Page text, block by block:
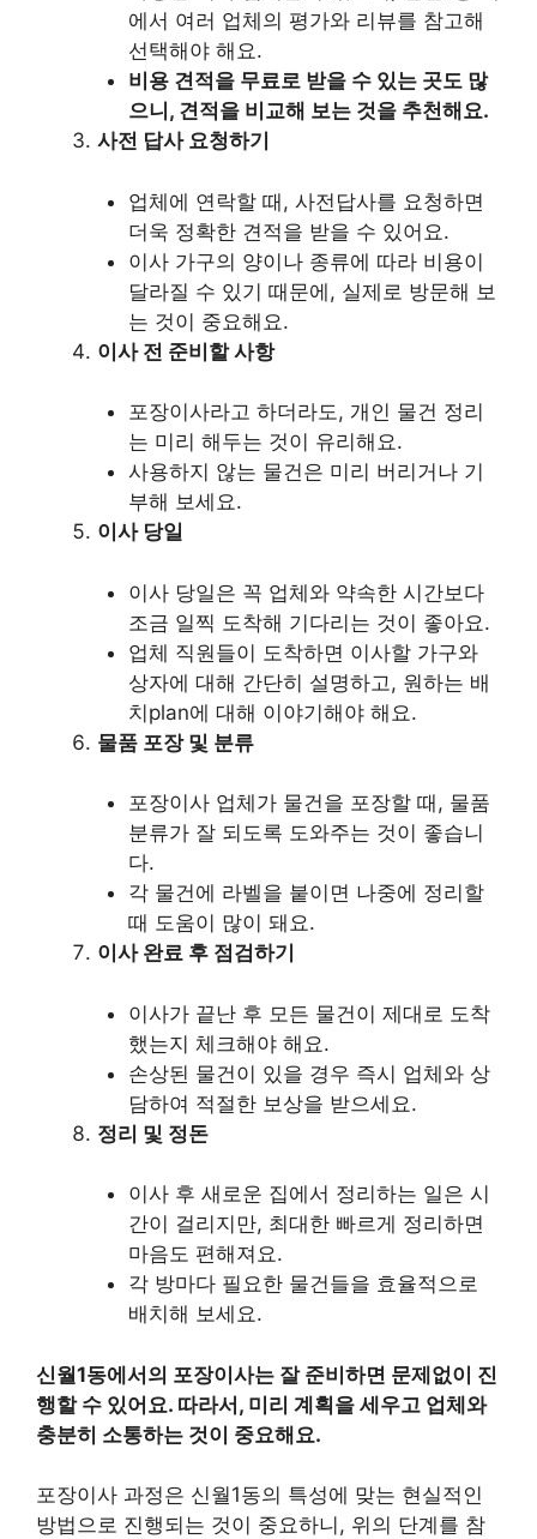
에서 여러 업체의 평가와 리뷰를 참고해
선택해야 해요.
비용 견적을 무료로 받을 수 있는 곳도 많
으니, 견적을 비교해 보는 것을 추천해요.
사전 답사 요청하기
업체에 연락할 때, 사전답사를 요청하면
더욱 정확한 견적을 받을 수 있어요.
이사 가구의 양이나 종류에 따라 비용이
달라질 수 있기 때문에, 실제로 방문해 보
는 것이 중요해요.
이사 전 준비할 사항
포장이사라고 하더라도, 개인 물건 정리
는 미리 해두는 것이 유리해요.
사용하지 않는 물건은 미리 버리거나 기
부해 보세요.
이사 당일
이사 당일은 꼭 업체와 약속한 시간보다
조금 일찍 도착해 기다리는 것이 좋아요.
업체 직원들이 도착하면 이사할 가구와
상자에 대해 간단히 설명하고, 원하는 배
치plan에 대해 이야기해야 해요.
물품 포장 및 분류
포장이사 업체가 물건을 포장할 때, 물품
분류가 잘 되도록 도와주는 것이 좋습니
다.
각 물건에 라벨을 붙이면 나중에 정리할
때 도움이 많이 돼요.
이사 완료 후 점검하기
이사가 끝난 후 모든 물건이 제대로 도착
했는지 체크해야 해요.
손상된 물건이 있을 경우 즉시 업체와 상
담하여 적절한 보상을 받으세요.
정리 및 정돈
이사 후 새로운 집에서 정리하는 일은 시
간이 걸리지만, 최대한 빠르게 정리하면
마음도 편해져요.
각 방마다 필요한 물건들을 효율적으로
배치해 보세요.
신월1동에서의 포장이사는 잘 준비하면 문제없이 진
행할 수 있어요. 따라서, 미리 계획을 세우고 업체와
충분히 소통하는 것이 중요해요.
포장이사 과정은 신월1동의 특성에 맞는 현실적인
방법으로 진행되는 것이 중요하니, 위의 단계를 참